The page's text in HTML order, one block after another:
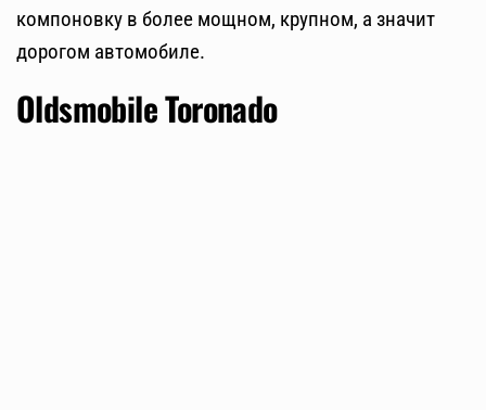
компоновку в более мощном, крупном, а значит
дорогом автомобиле.
Oldsmobile Toronado